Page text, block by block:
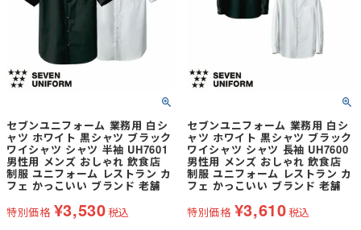
セブンユニフォーム 業務用 白シ
ャツ ホワイト 黒シャツ ブラック
ワイシャツ シャツ 半袖 UH7601
男性用 メンズ おしゃれ 飲食店
制服 ユニフォーム レストラン カ
フェ かっこいい ブランド 老舗
特別価格 ¥3,530税込
セブンユニフォーム 業務用 白シ
ャツ ホワイト 黒シャツ ブラック
ワイシャツ シャツ 長袖 UH7600
男性用 メンズ おしゃれ 飲食店
制服 ユニフォーム レストラン カ
フェ かっこいい ブランド 老舗
特別価格 ¥3,610税込